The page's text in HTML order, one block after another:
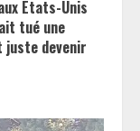
États-Unis
tué une
juste devenir